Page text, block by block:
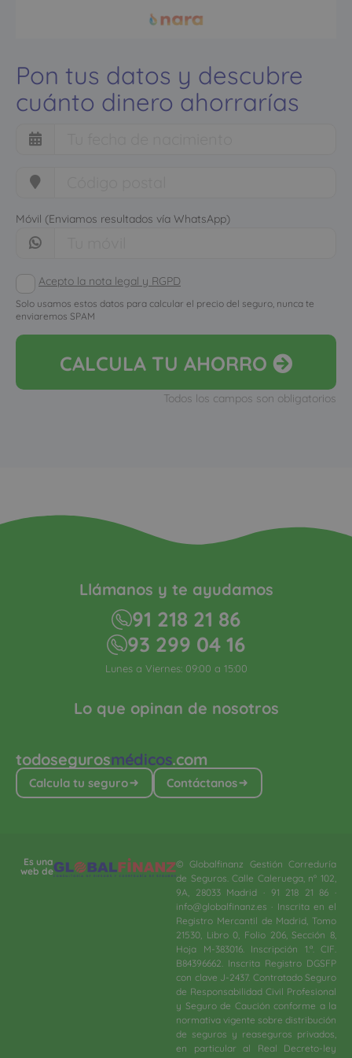
Pon tus datos y descubre
cuánto dinero ahorrarías
Móvil (Enviamos resultados vía WhatsApp)
Acepto la nota legal y RGPD
Solo usamos estos datos para calcular el precio del seguro, nunca te
enviaremos SPAM
CALCULA TU AHORRO
Todos los campos son obligatorios
todosegurosmédicos.com
Calcula tu seguro Contáctanos
Lo que opinan de nosotros
Llámanos y te ayudamos
91 218 21 86
93 299 04 16
Lunes a Viernes: 09:00 a 15:00
Es una
web de
© Globalfinanz Gestión Correduría
de Seguros. Calle Caleruega, nº 102,
9A, 28033 Madrid · 91 218 21 86 ·
info@globalfinanz.es · Inscrita en el
Registro Mercantil de Madrid, Tomo
21530, Libro 0, Folio 206, Sección 8,
Hoja M-383016. Inscripción 1.ª. CIF.
B84396662. Inscrita Registro DGSFP
con clave J-2437. Contratado Seguro
de Responsabilidad Civil Profesional
y Seguro de Caución conforme a la
normativa vigente sobre distribución
de seguros y reaseguros privados,
en particular al Real Decreto-ley